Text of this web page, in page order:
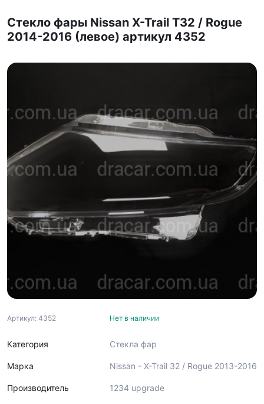
Стекло фары Nissan X-Trail T32 / Rogue
2014-2016 (левое) артикул 4352
Артикул: 4352
Категория
Марка
Производитель
Нет в наличии
Стекла фар
Nissan - X-Trail 32 / Rogue 2013-2016
1234 upgrade